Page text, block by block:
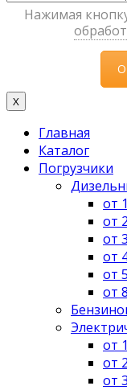
Нажимая
X
Главная
Каталог
Погрузчики
от
от
от
от
от
от
от
от
от